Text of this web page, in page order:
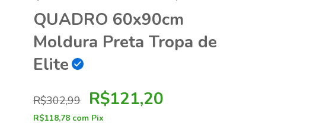
QUADRO 60x90cm
Moldura Preta Tropa de
Elite
R$302,99 R$121,20
R$118,78 com Pix